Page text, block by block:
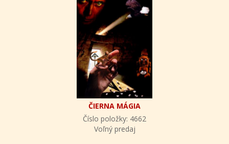
ČIERNA MÁGIA
Číslo položky: 4662
Voľný predaj